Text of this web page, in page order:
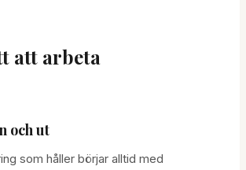
att arbeta
och ut
som håller börjar alltid med